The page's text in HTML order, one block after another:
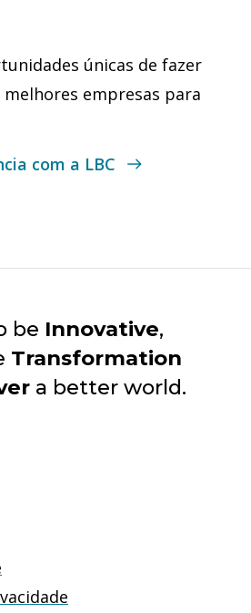
únicas de fazer
empresas para
com a LBC
be Innovative,
Transformation
a better world.